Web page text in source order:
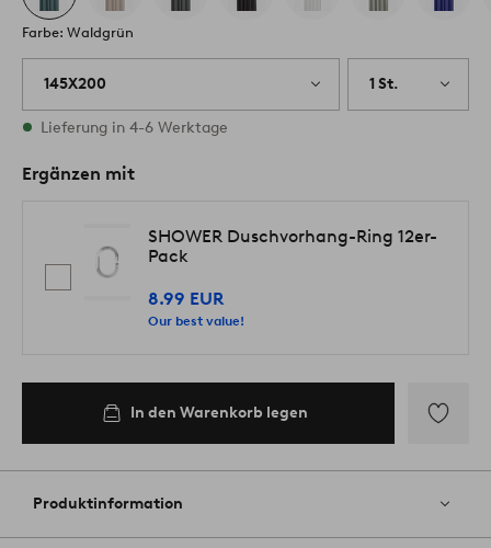
Farbe: Waldgrün
145X200 1 St.
Vorrätig
Lieferung in 4-6 Werktage
Ergänzen mit
SHOWER Duschvorhang-Ring 12er-
Pack
8.99 EUR
Our best value!
In den Warenkorb legen
Favoriten
Produktinformation